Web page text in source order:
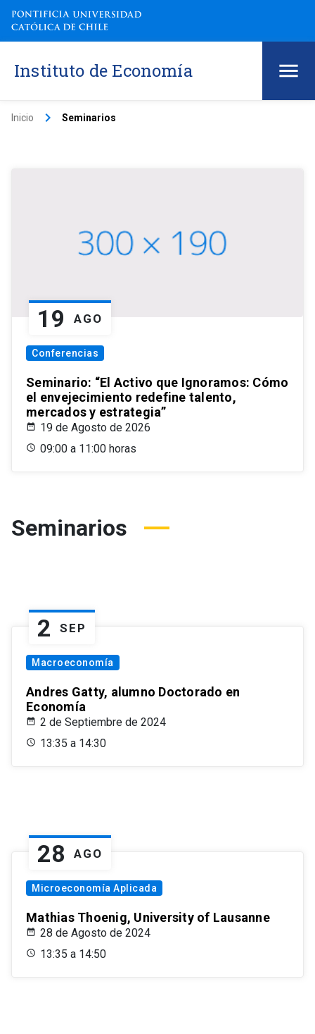
Instituto de Economía
Inicio keyboard_arrow_right Seminarios
19 AGO
Conferencias
Seminario: “El Activo que Ignoramos: Cómo
el envejecimiento redefine talento,
mercados y estrategia”
19 de Agosto de 2026
09:00 a 11:00 horas
Seminarios
2 SEP
Macroeconomía
Andres Gatty, alumno Doctorado en
Economía
2 de Septiembre de 2024
13:35 a 14:30
28 AGO
Microeconomía Aplicada
Mathias Thoenig, University of Lausanne
28 de Agosto de 2024
13:35 a 14:50